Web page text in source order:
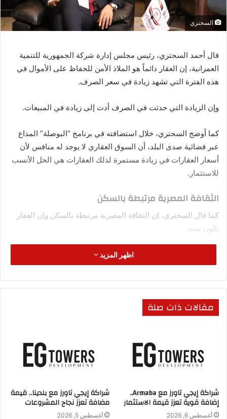
السحتري
قال أحمد السحتري، رئيس مجلس إدارة شركة الجمهورية للتنمية
العمرانية، إن العقار دائماً هو الملاذ الأمن للحفاظ على الأموال في
هذه الفترة التي تشهد زيادة في سعر الصرف.
وإن الزيادة التي حدثت في الصرف أدت إلى زيادة في المبيعات.
كما أوضح السحتري، خلال استضافته في برنامج “البوصلة” المذاع
عبر فضائية صدى البلد، أن السوق العقاري لا يوجد له منافس لأن
أسعار العقارات في زيادة مستمرة لذلك العقارات هي الحل الأنسب
للاستثمار.
الثقافة المصرية مرتبطة بالسكن
كما قال السحتري، إن الثقافة المصرية مرتبطة بالسكن وإن العقار
يكون سند.
لذلك العقارات السكنية لا تعطل في البيع على عكس العقار الإداري
أو التجاري الذي من ممكن في بعض الأحيان يتعطل.
البيع قليل ويتعطل، ولكن العقار السكني لا يتعطل.
وقال السحتري، إن هذه السياسة هي الأمثل ولابد من تغيير ثقافتنا
اظهر المزيد
مقالات ذات صلة
شراكة إيجي تاورز مع Armaba..
إضافة قوية تعزز قيمة الاستثمار
أغسطس 6, 2026
شراكة إيجي تاورز مع بلدينا.. قيمة
مضافة تعزز نجاح المشروعات
أغسطس 5, 2026